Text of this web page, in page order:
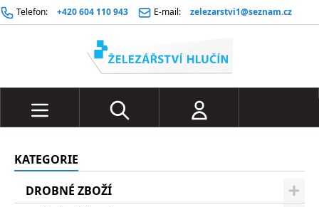
Telefon: +420 604 110 943 E-mail: zelezarstvi1@seznam.cz
KATEGORIE
DROBNÉ ZBOŽÍ